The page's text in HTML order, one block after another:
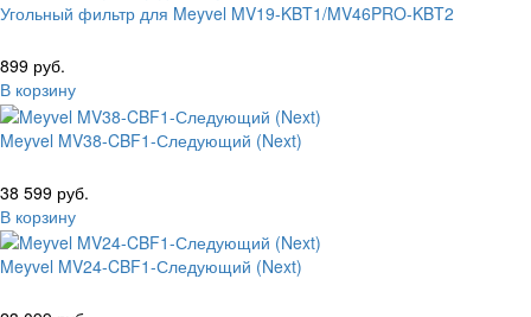
Угольный фильтр для Meyvel MV19-KBT1/MV46PRO-KBT2
899 руб.
В корзину
Meyvel MV38-CBF1-Следующий (Next)
38 599 руб.
В корзину
Meyvel MV24-CBF1-Следующий (Next)